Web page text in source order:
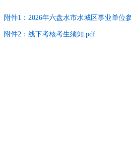
附件1：2026年六盘水市水城区事业单
附件2：线下考核考生须知.pdf
六盘水市水
博览会引进
2026